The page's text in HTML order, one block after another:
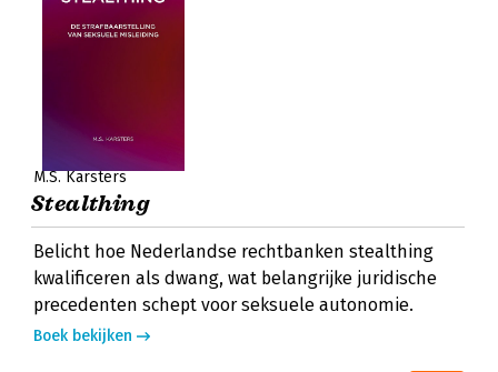
M.S. Karsters
Stealthing
Belicht hoe Nederlandse rechtbanken stealthing
kwalificeren als dwang, wat belangrijke juridische
precedenten schept voor seksuele autonomie.
Boek bekijken